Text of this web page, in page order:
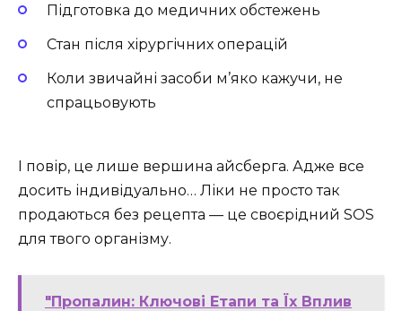
Підготовка до медичних обстежень
Стан після хірургічних операцій
Коли звичайні засоби м’яко кажучи, не
спрацьовують
І повір, це лише вершина айсберга. Адже все
досить індивідуально… Ліки не просто так
продаються без рецепта — це своєрідний SOS
для твого організму.
"Пропалин: Ключові Етапи та Їх Вплив